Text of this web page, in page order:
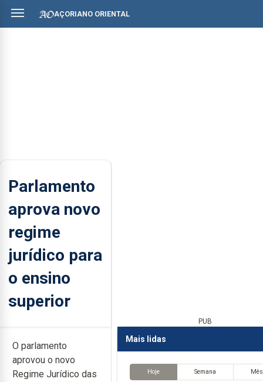
AÇORIANO ORIENTAL
Parlamento
aprova novo
regime
jurídico para
o ensino
superior
O parlamento
aprovou o novo
Regime Jurídico das
PUB
Mais lidas
Hoje Semana Mês